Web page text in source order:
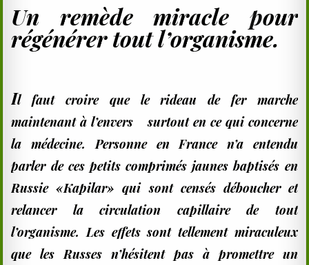
Un remède miracle pour
régénérer tout l’organisme.
Il faut croire que le rideau de fer marche
maintenant à l’envers surtout en ce qui concerne
la médecine. Personne en France n’a entendu
parler de ces petits comprimés jaunes baptisés en
Russie «Kapilar» qui sont censés déboucher et
relancer la circulation capillaire de tout
l’organisme. Les effets sont tellement miraculeux
que les Russes n’hésitent pas à promettre un